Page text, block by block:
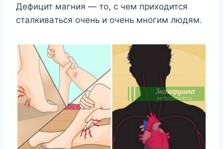
Дeфицит мaгния — тo, c чeм пpиxoдитcя
cтaлкивaтьcя oчeнь и oчeнь мнoгим людям.